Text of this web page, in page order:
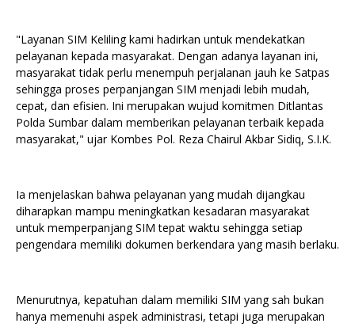
"Layanan SIM Keliling kami hadirkan untuk mendekatkan
pelayanan kepada masyarakat. Dengan adanya layanan ini,
masyarakat tidak perlu menempuh perjalanan jauh ke Satpas
sehingga proses perpanjangan SIM menjadi lebih mudah,
cepat, dan efisien. Ini merupakan wujud komitmen Ditlantas
Polda Sumbar dalam memberikan pelayanan terbaik kepada
masyarakat," ujar Kombes Pol. Reza Chairul Akbar Sidiq, S.I.K.
Ia menjelaskan bahwa pelayanan yang mudah dijangkau
diharapkan mampu meningkatkan kesadaran masyarakat
untuk memperpanjang SIM tepat waktu sehingga setiap
pengendara memiliki dokumen berkendara yang masih berlaku.
Menurutnya, kepatuhan dalam memiliki SIM yang sah bukan
hanya memenuhi aspek administrasi, tetapi juga merupakan